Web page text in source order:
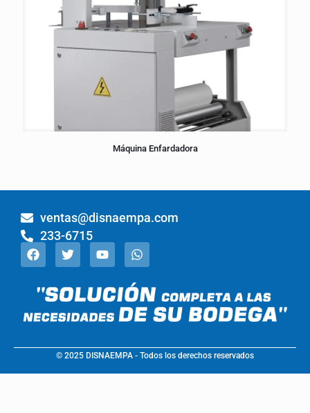
Máquina Enfardadora
ventas@disnaempa.com
233-6715
© 2025 DISNAEMPA - Todos los derechos reservados